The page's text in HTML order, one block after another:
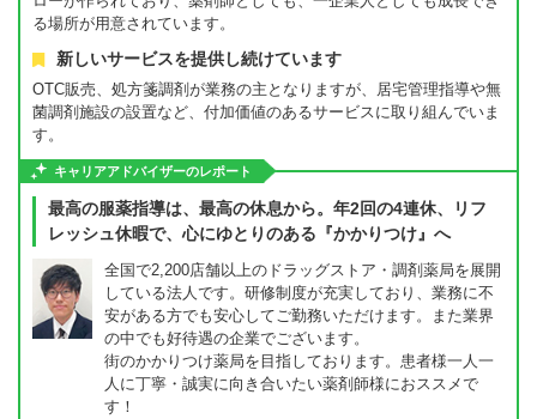
る場所が用意されています。
新しいサービスを提供し続けています
OTC販売、処方箋調剤が業務の主となりますが、居宅管理指導や無
菌調剤施設の設置など、付加価値のあるサービスに取り組んでいま
す。
キャリアアドバイザーのレポート
最高の服薬指導は、最高の休息から。年2回の4連休、リフ
レッシュ休暇で、心にゆとりのある『かかりつけ』へ
全国で2,200店舗以上のドラッグストア・調剤薬局を展開
している法人です。研修制度が充実しており、業務に不
安がある方でも安心してご勤務いただけます。また業界
の中でも好待遇の企業でございます。
街のかかりつけ薬局を目指しております。患者様一人一
人に丁寧・誠実に向き合いたい薬剤師様におススメで
す！